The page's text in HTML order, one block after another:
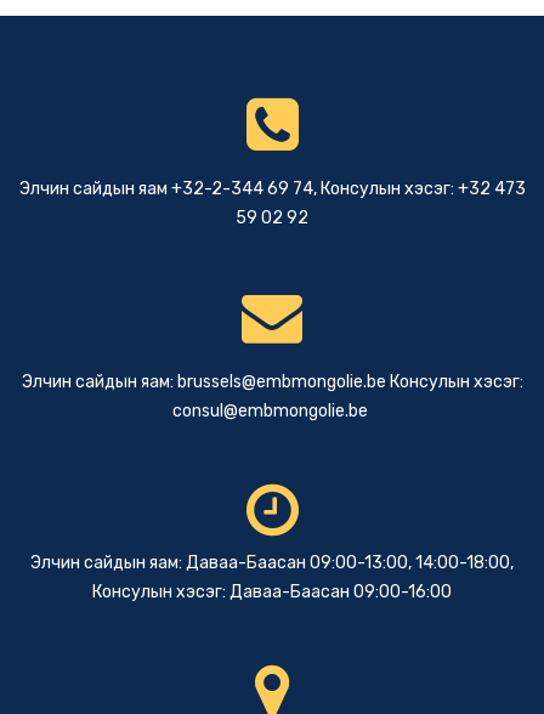
Элчин сайдын яам +32-2-344 69 74, Консулын хэсэг: +32 473
59 02 92
Элчин сайдын яам: brussels@embmongolie.be Консулын хэсэг:
consul@embmongolie.be
Элчин сайдын яам: Даваа-Баасан 09:00-13:00, 14:00-18:00,
Консулын хэсэг: Даваа-Баасан 09:00-16:00